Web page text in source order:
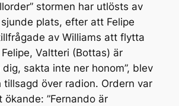
stormen har utlösts av
plats, efter att Felipe
av Williams att flytta
Felipe, Valtteri (Bottas) är
sakta inte ner honom”, blev
tillsagd över radion. Ordern var
ökande: ”Fernando är